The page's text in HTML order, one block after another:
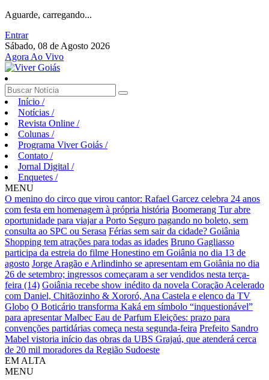
Aguarde, carregando...
Entrar
Sábado, 08 de Agosto 2026
Agora Ao Vivo
Início /
Notícias /
Revista Online /
Colunas /
Programa Viver Goiás /
Contato /
Jornal Digital /
Enquetes /
MENU
O menino do circo que virou cantor: Rafael Garcez celebra 24 anos
com festa em homenagem à própria história Boomerang Tur abre
oportunidade para viajar a Porto Seguro pagando no boleto, sem
consulta ao SPC ou Serasa Férias sem sair da cidade? Goiânia
Shopping tem atrações para todas as idades Bruno Gagliasso
participa da estreia do filme Honestino em Goiânia no dia 13 de
agosto Jorge Aragão e Arlindinho se apresentam em Goiânia no dia
26 de setembro; ingressos começaram a ser vendidos nesta terça-
feira (14) Goiânia recebe show inédito da novela Coração Acelerado
com Daniel, Chitãozinho & Xororó, Ana Castela e elenco da TV
Globo O Boticário transforma Kaká em símbolo “inquestionável”
para apresentar Malbec Eau de Parfum Eleições: prazo para
convenções partidárias começa nesta segunda-feira Prefeito Sandro
Mabel vistoria início das obras da UBS Grajaú, que atenderá cerca
de 20 mil moradores da Região Sudoeste
EM ALTA
MENU